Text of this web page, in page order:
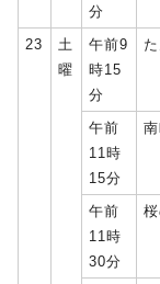
分
23
土
曜
午前9
時15
分
午前
11時
15分
午前
11時
30分